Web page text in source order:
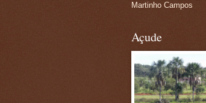
Martinho Campos
Açude